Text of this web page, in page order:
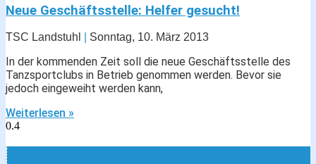
Neue Geschäftsstelle: Helfer gesucht!
TSC Landstuhl Sonntag, 10. März 2013
In der kommenden Zeit soll die neue Geschäftsstelle des
Tanzsportclubs in Betrieb genommen werden. Bevor sie
jedoch eingeweiht werden kann,
Weiterlesen »